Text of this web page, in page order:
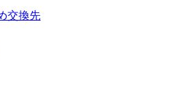
交換先